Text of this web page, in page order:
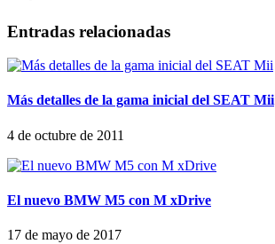
Entradas relacionadas
Más detalles de la gama inicial del SEAT Mii
4 de octubre de 2011
El nuevo BMW M5 con M xDrive
17 de mayo de 2017